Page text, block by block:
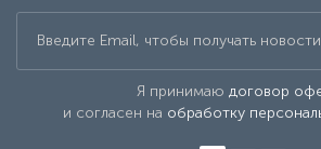
Я принимаю договор
и согласен на обработку